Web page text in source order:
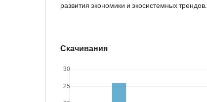
развития экономики и экосистемных трендов.
Скачивания